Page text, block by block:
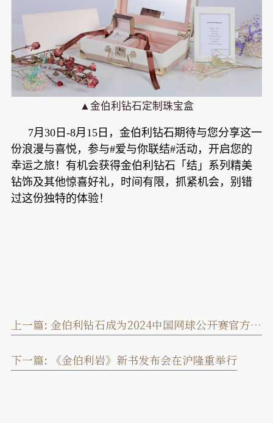
▲金伯利钻石定制珠宝盒
7月30日-8月15日，金伯利钻石期待与您分享这一
份浪漫与喜悦，参与#爱与你联结#活动，开启您的
幸运之旅！有机会获得金伯利钻石「结」系列精美
钻饰及其他惊喜好礼，时间有限，抓紧机会，别错
过这份独特的体验！
上一篇: 金伯利钻石成为2024中国网球公开赛官方独家钻石供应商
下一篇: 《金伯利岩》新书发布会在沪隆重举行